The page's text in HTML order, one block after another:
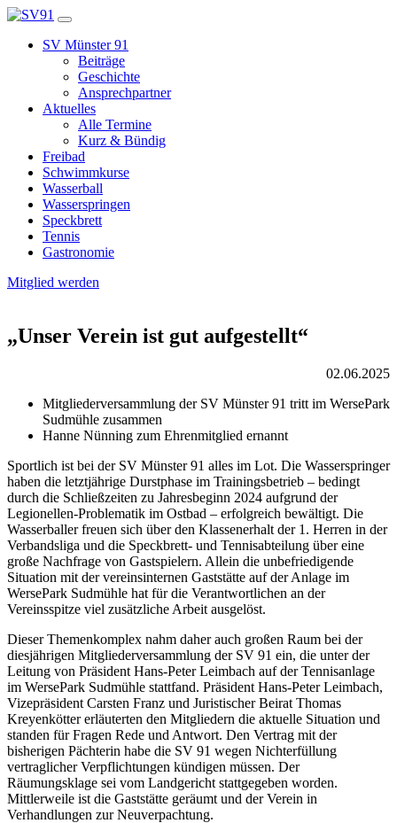
SV Münster 91
Beiträge
Geschichte
Ansprechpartner
Aktuelles
Alle Termine
Kurz & Bündig
Freibad
Schwimmkurse
Wasserball
Wasserspringen
Speckbrett
Tennis
Gastronomie
Mitglied werden
„Unser Verein ist gut aufgestellt“
02.06.2025
Mitgliederversammlung der SV Münster 91 tritt im WersePark
Sudmühle zusammen
Hanne Nünning zum Ehrenmitglied ernannt
Sportlich ist bei der SV Münster 91 alles im Lot. Die Wasserspringer
haben die letztjährige Durstphase im Trainingsbetrieb – bedingt
durch die Schließzeiten zu Jahresbeginn 2024 aufgrund der
Legionellen-Problematik im Ostbad – erfolgreich bewältigt. Die
Wasserballer freuen sich über den Klassenerhalt der 1. Herren in der
Verbandsliga und die Speckbrett- und Tennisabteilung über eine
große Nachfrage von Gastspielern. Allein die unbefriedigende
Situation mit der vereinsinternen Gaststätte auf der Anlage im
WersePark Sudmühle hat für die Verantwortlichen an der
Vereinsspitze viel zusätzliche Arbeit ausgelöst.
Dieser Themenkomplex nahm daher auch großen Raum bei der
diesjährigen Mitgliederversammlung der SV 91 ein, die unter der
Leitung von Präsident Hans-Peter Leimbach auf der Tennisanlage
im WersePark Sudmühle stattfand. Präsident Hans-Peter Leimbach,
Vizepräsident Carsten Franz und Juristischer Beirat Thomas
Kreyenkötter erläuterten den Mitgliedern die aktuelle Situation und
standen für Fragen Rede und Antwort. Den Vertrag mit der
bisherigen Pächterin habe die SV 91 wegen Nichterfüllung
vertraglicher Verpflichtungen kündigen müssen. Der
Räumungsklage sei vom Landgericht stattgegeben worden.
Mittlerweile ist die Gaststätte geräumt und der Verein in
Verhandlungen zur Neuverpachtung.